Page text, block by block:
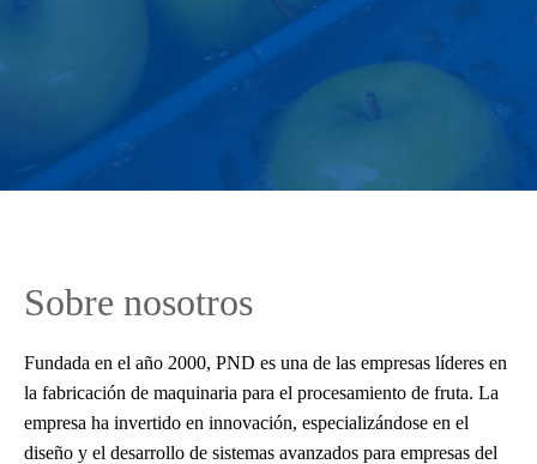
Sobre nosotros
Fundada en el año 2000, PND es una de las empresas líderes en
la fabricación de maquinaria para el procesamiento de fruta. La
empresa ha invertido en innovación, especializándose en el
diseño y el desarrollo de sistemas avanzados para empresas del